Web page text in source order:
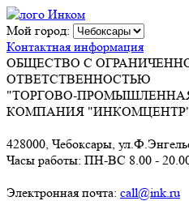
Мой город:
Контактная информация
ОБЩЕСТВО С
ОТВЕТСТВЕННОСТЬЮ
"ТОРГОВО-
КОМПАНИЯ
428000, Чебоксары,
Часы работы: ПН-ВС 8.00 -
Электронная почта: call@ink.ru